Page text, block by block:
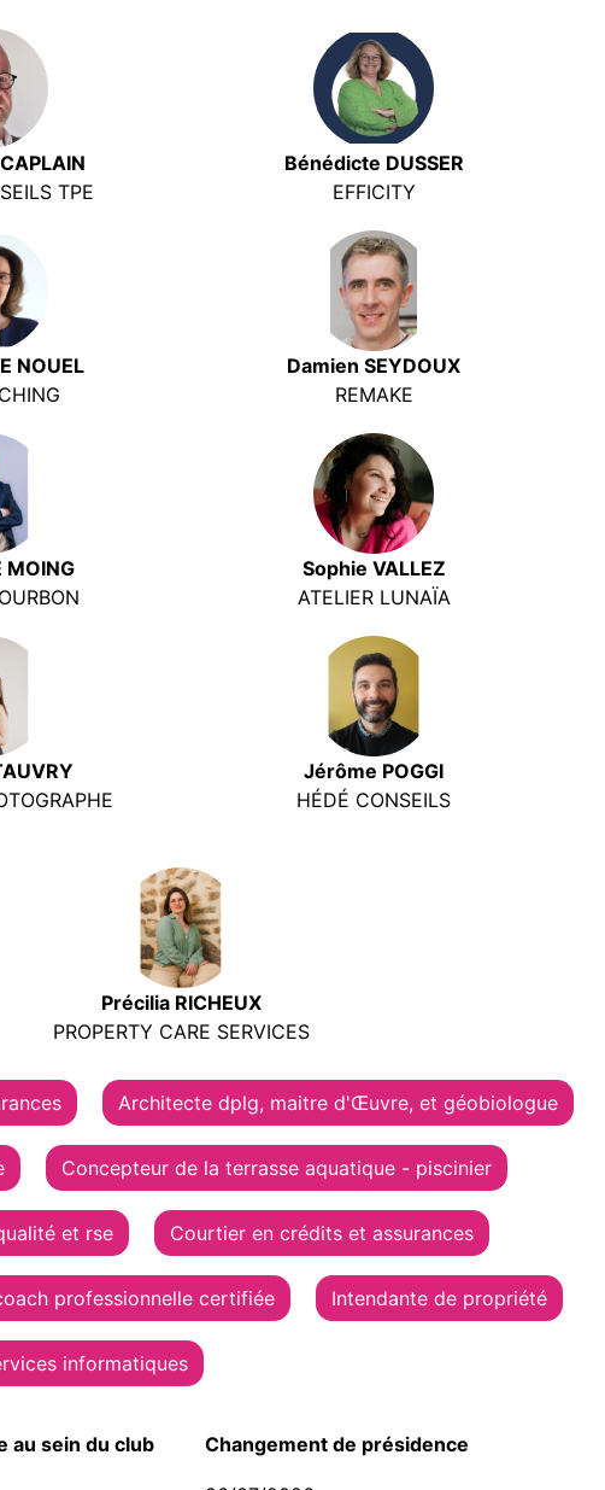
TPE
Bénédicte DUSSER
EFFICITY
NOUEL
Damien SEYDOUX
REMAKE
MOING
Sophie VALLEZ
ATELIER LUNAÏA
Jérôme POGGI
HÉDÉ CONSEILS
Précilia RICHEUX
PROPERTY CARE SERVICES
Architecte dplg, maitre d'Œuvre, et géobiologue
Concepteur de la terrasse aquatique - piscinier
et rse Courtier en crédits et assurances
professionnelle certifiée Intendante de propriété
informatiques
au sein du club
Changement de présidence